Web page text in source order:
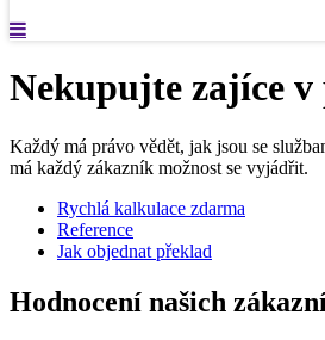
Nekupujte zajíce
Každý má právo vědět, jak jsou se
má každý zákazník možnost se vyjádřit.
Rychlá kalkulace zdarma
Reference
Jak objednat překlad
Hodnocení našich